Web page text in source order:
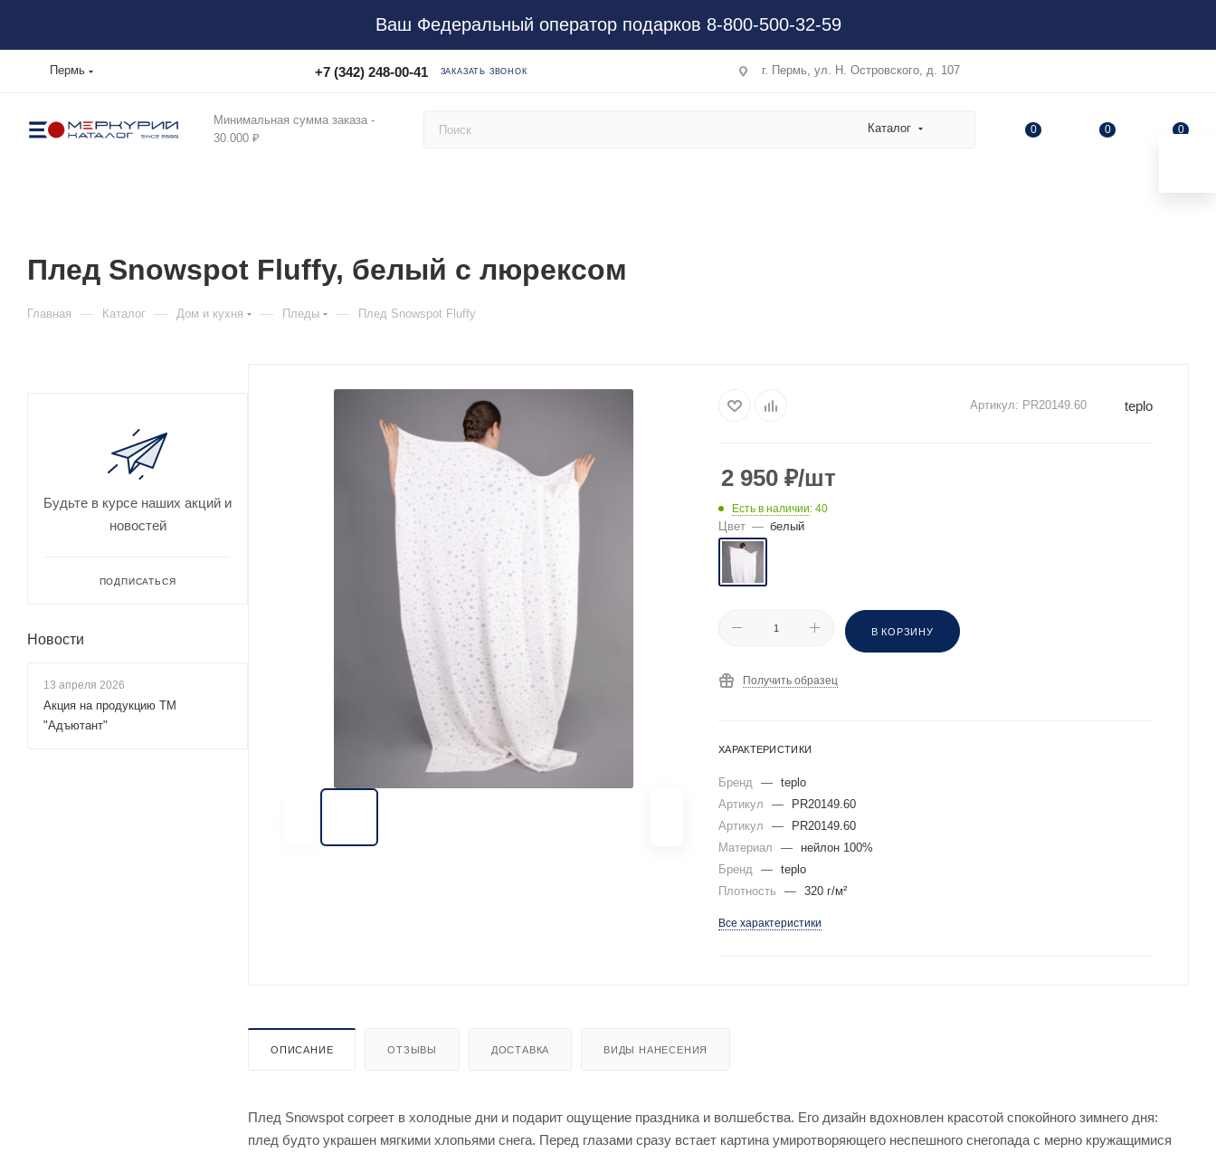
Ваш Федеральный оператор подарков 8-800-500-32-59
Пермь +7 (342) 248-00-41 ЗАКАЗАТЬ ЗВОНОК г. Пермь, ул. Н. Островского, д. 107
Минимальная сумма заказа -
30.000 ₽
Каталог 0 0 0
Плед Snowspot Fluffy, белый с люрексом
Главная — Каталог — Дом и кухня — Пледы — Плед Snowspot Fluffy
Артикул: PR20149.60 teplo
2 950 ₽/шт
Есть в наличии: 40
Цвет — белый
В КОРЗИНУ
Получить образец
ХАРАКТЕРИСТИКИ
Бренд — teplo
Артикул
—
PR20149.60
Артикул
—
PR20149.60
Материал
—
нейлон 100%
Бренд
— teplo
Плотность
— 320 г/м²
Все характеристики
ОПИСАНИЕ ОТЗЫВЫ ДОСТАВКА ВИДЫ НАНЕСЕНИЯ
Плед Snowspot согреет в холодные дни и подарит ощущение праздника и волшебства. Его дизайн вдохновлен красотой спокойного зимнего дня:
плед будто украшен мягкими хлопьями снега. Перед глазами сразу встает картина умиротворяющего неспешного снегопада с мерно кружащимися
Будьте в курсе наших акций и
новостей
ПОДПИСАТЬСЯ
Новости
13 апреля 2026
Акция на продукцию ТМ
"Адъютант"